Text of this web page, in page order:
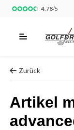
4.78/5
Zurück
Artikel